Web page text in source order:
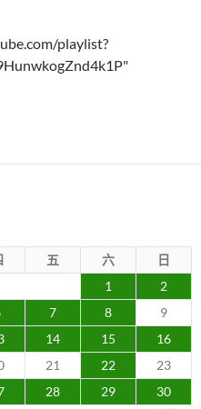
playlist?
網路挑戰
五 六
日
1
2
7 8
9
14 15
16
21 22
23
28 29
30